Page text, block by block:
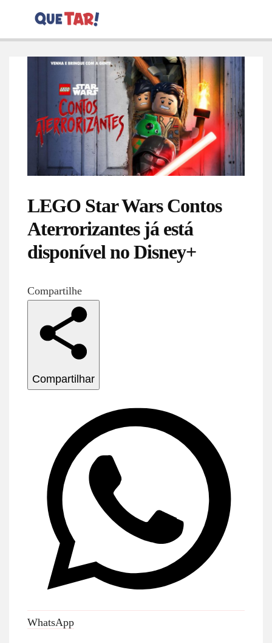
LEGO Star Wars Contos
Aterrorizantes já está
disponível no Disney+
Compartilhe
Compartilhar
WhatsApp